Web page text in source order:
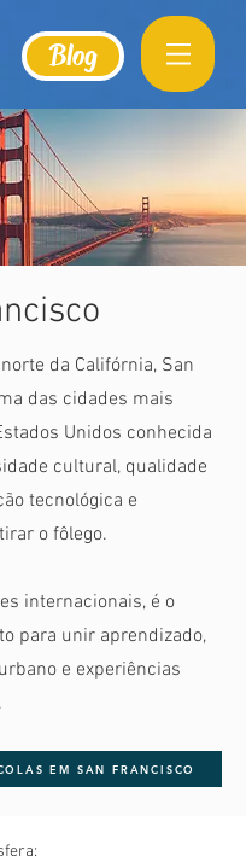
Blog
da Califórnia, San
das cidades mais
Unidos conhecida
cultural, qualidade
tecnológica e
o fôlego.
internacionais, é o
para unir aprendizado,
e experiências
EM SAN FRANCISCO